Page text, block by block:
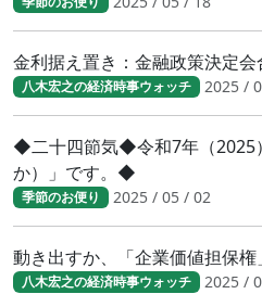
金利据え置き：金融政策決定会
八木宏之の経済時事ウォッチ 2025 /
◆二十四節気◆令和7年（2025
か）」です。◆
季節のお便り 2025 / 05 / 02
動き出すか、「企業価値担保権
八木宏之の経済時事ウォッチ 2025 /